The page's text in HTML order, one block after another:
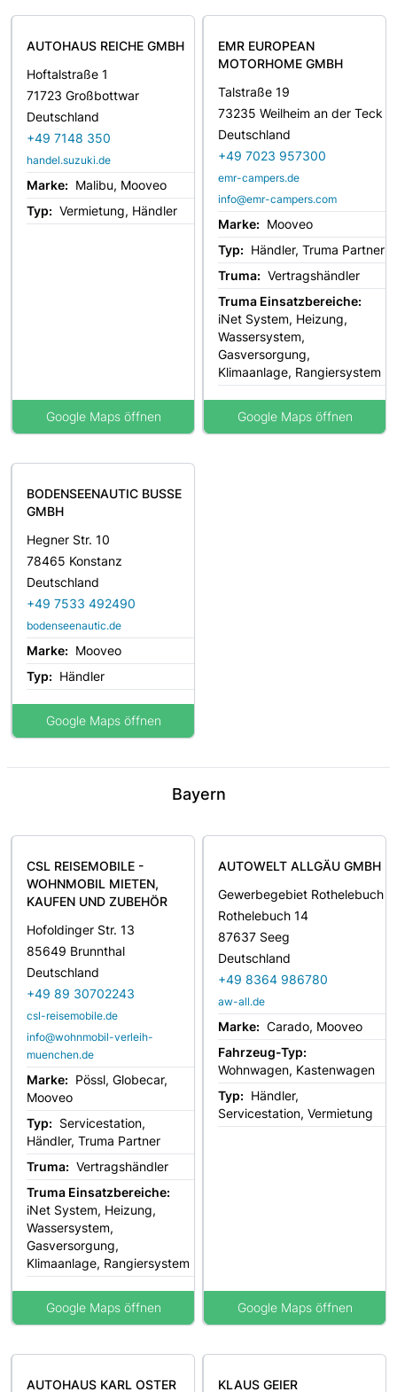
AUTOHAUS REICHE GMBH
Hoftalstraße 1
71723 Großbottwar
Deutschland
+49 7148 350
handel.suzuki.de
Marke: Malibu, Mooveo
Typ: Vermietung, Händler
Google Maps öffnen
EMR EUROPEAN
MOTORHOME GMBH
Talstraße 19
73235 Weilheim an der Teck
Deutschland
+49 7023 957300
emr-campers.de
info@emr-campers.com
Marke: Mooveo
Typ: Händler, Truma Partner
Truma: Vertragshändler
Truma Einsatzbereiche:
iNet System, Heizung,
Wassersystem,
Gasversorgung,
Klimaanlage, Rangiersystem
Google Maps öffnen
BODENSEENAUTIC BUSSE
GMBH
Hegner Str. 10
78465 Konstanz
Deutschland
+49 7533 492490
bodenseenautic.de
Marke: Mooveo
Typ: Händler
Google Maps öffnen
Bayern
CSL REISEMOBILE -
WOHNMOBIL MIETEN,
KAUFEN UND ZUBEHÖR
Hofoldinger Str. 13
85649 Brunnthal
Deutschland
+49 89 30702243
csl-reisemobile.de
info@wohnmobil-verleih-
muenchen.de
Marke: Pössl, Globecar,
Mooveo
Typ: Servicestation,
Händler, Truma Partner
Truma: Vertragshändler
Truma Einsatzbereiche:
iNet System, Heizung,
Wassersystem,
Gasversorgung,
Klimaanlage, Rangiersystem
Google Maps öffnen
AUTOWELT ALLGÄU GMBH
Gewerbegebiet Rothelebuch
Rothelebuch 14
87637 Seeg
Deutschland
+49 8364 986780
aw-all.de
Marke: Carado, Mooveo
Fahrzeug-Typ:
Wohnwagen, Kastenwagen
Typ: Händler,
Servicestation, Vermietung
Google Maps öffnen
AUTOHAUS KARL OSTER KLAUS GEIER